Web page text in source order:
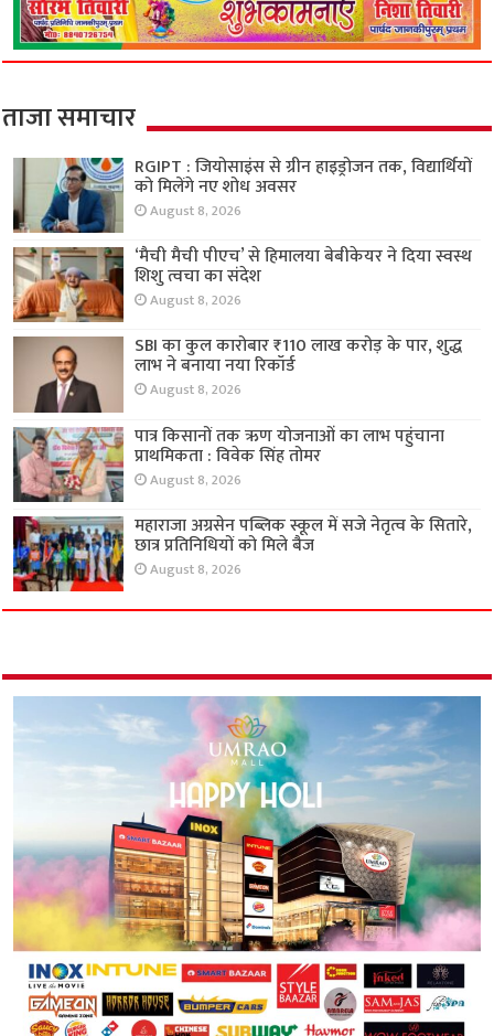
ताजा समाचार
RGIPT : जियोसाइंस से ग्रीन हाइड्रोजन तक, विद्यार्थियों
को मिलेंगे नए शोध अवसर
August 8, 2026
‘मैची मैची पीएच’ से हिमालया बेबीकेयर ने दिया स्वस्थ
शिशु त्वचा का संदेश
August 8, 2026
SBI का कुल कारोबार ₹110 लाख करोड़ के पार, शुद्ध
लाभ ने बनाया नया रिकॉर्ड
August 8, 2026
पात्र किसानों तक ऋण योजनाओं का लाभ पहुंचाना
प्राथमिकता : विवेक सिंह तोमर
August 8, 2026
महाराजा अग्रसेन पब्लिक स्कूल में सजे नेतृत्व के सितारे,
छात्र प्रतिनिधियों को मिले बैज
August 8, 2026